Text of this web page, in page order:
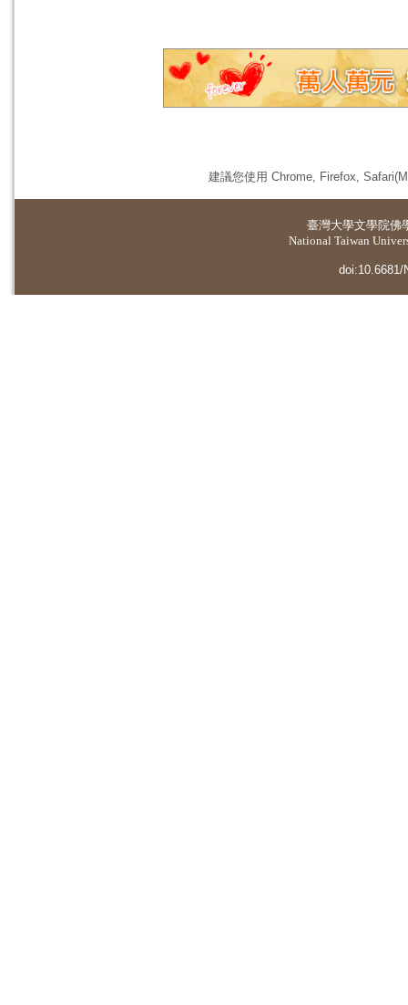
建議您使用 Chrome, Firefox,
臺灣大學文學院佛
National Taiwan
doi:10.6681/